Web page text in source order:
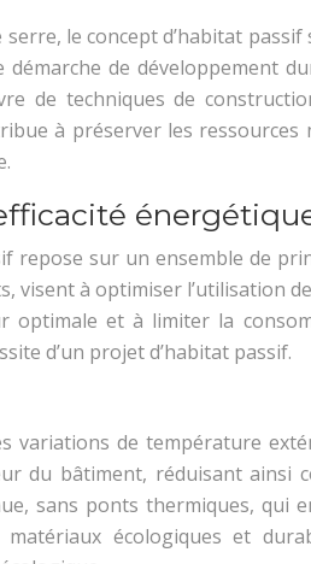
le concept d’habitat
de développement
de techniques de
à préserver les
repose sur un ensemble de
à optimiser l’utilisation
et à limiter la
d’un projet d’habitat passif.
variations de température
du bâtiment, réduisant ainsi
sans ponts thermiques, qui
écologiques et